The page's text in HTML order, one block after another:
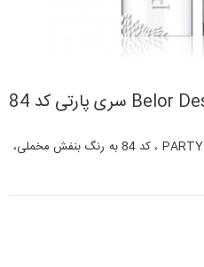
رژ لب جامد بِلور دیزاین سری PARTY lipstick ، کد 84 به رنگ بنفش مخملی،